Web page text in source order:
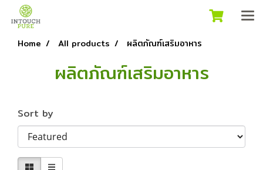
Home All products ผลิตภัณฑ์เสริมอาหาร
ผลิตภัณฑ์เสริมอาหาร
Sort by